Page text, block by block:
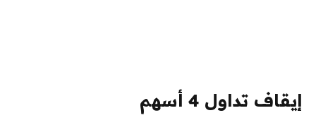
إيقاف تداول 4 أسهم